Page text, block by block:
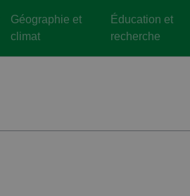
Géographie et
climat
Éducation et
recherche